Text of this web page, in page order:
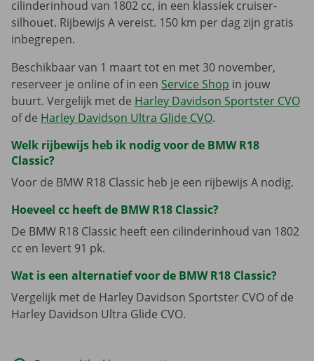
cilinderinhoud van 1802 cc, in een klassiek cruiser-
silhouet. Rijbewijs A vereist. 150 km per dag zijn gratis
inbegrepen.
Beschikbaar van 1 maart tot en met 30 november,
reserveer je online of in een Service Shop in jouw
buurt. Vergelijk met de Harley Davidson Sportster CVO
of de Harley Davidson Ultra Glide CVO.
Welk rijbewijs heb ik nodig voor de BMW R18
Classic?
Voor de BMW R18 Classic heb je een rijbewijs A nodig.
Hoeveel cc heeft de BMW R18 Classic?
De BMW R18 Classic heeft een cilinderinhoud van 1802
cc en levert 91 pk.
Wat is een alternatief voor de BMW R18 Classic?
Vergelijk met de Harley Davidson Sportster CVO of de
Harley Davidson Ultra Glide CVO.